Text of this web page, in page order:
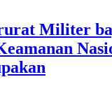
Militer